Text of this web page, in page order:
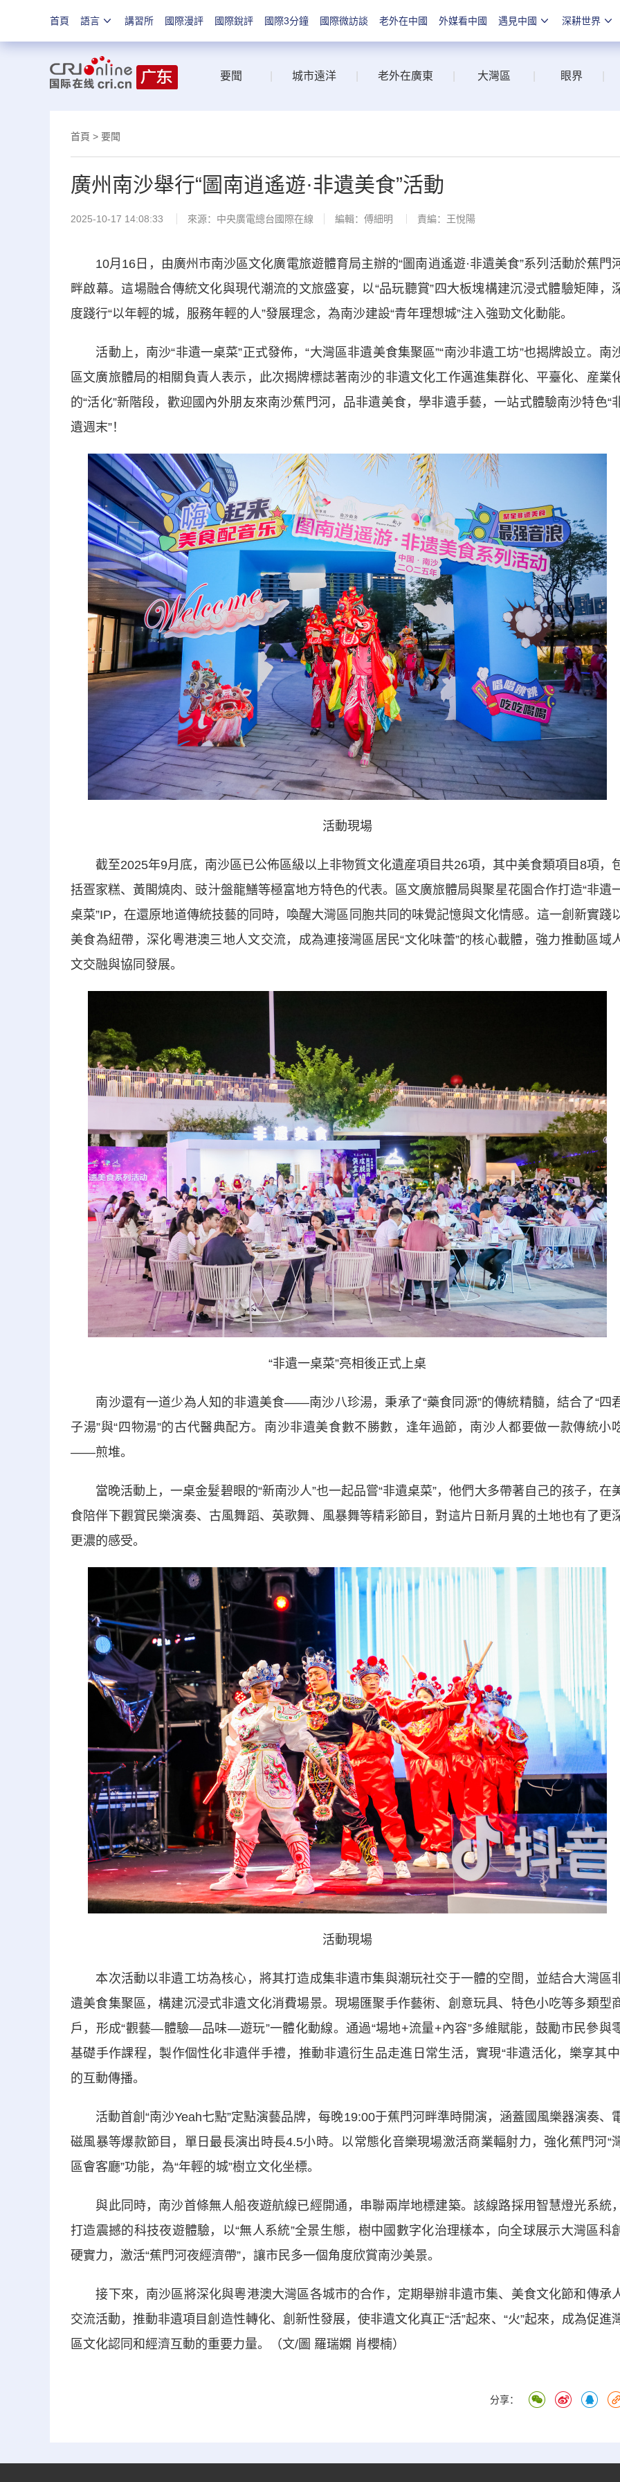
首頁 語言 講習所 國際漫評 國際銳評 國際3分鐘 國際微訪談 老外在中國 外媒看中國 遇見中國 深耕世界
要聞 城市遠洋 老外在廣東 大灣區 眼界
首頁 > 要聞
廣州南沙舉行“圖南逍遙遊·非遺美食”活動
2025-10-17 14:08:33 來源：中央廣電總台國際在線 編輯：傅細明 責編：王悅陽
10月16日，由廣州市南沙區文化廣電旅遊體育局主辦的“圖南逍遙遊·非遺美食”系列活動於蕉門河
畔啟幕。這場融合傳統文化與現代潮流的文旅盛宴，以“品玩聽賞”四大板塊構建沉浸式體驗矩陣，
度踐行“以年輕的城，服務年輕的人”發展理念，為南沙建設“青年理想城”注入強勁文化動能。
活動上，南沙“非遺一桌菜”正式發佈，“大灣區非遺美食集聚區”“南沙非遺工坊”也揭牌設立。南
區文廣旅體局的相關負責人表示，此次揭牌標誌著南沙的非遺文化工作邁進集群化、平臺化、産業
的“活化”新階段，歡迎國內外朋友來南沙蕉門河，品非遺美食，學非遺手藝，一站式體驗南沙特色“
遺週末”！
活動現場
截至2025年9月底，南沙區已公佈區級以上非物質文化遺産項目共26項，其中美食類項目8項，
括疍家糕、黃閣燒肉、豉汁盤龍鱔等極富地方特色的代表。區文廣旅體局與聚星花園合作打造“非遺
桌菜”IP，在還原地道傳統技藝的同時，喚醒大灣區同胞共同的味覺記憶與文化情感。這一創新實踐
美食為紐帶，深化粵港澳三地人文交流，成為連接灣區居民“文化味蕾”的核心載體，強力推動區域
文交融與協同發展。
“非遺一桌菜”亮相後正式上桌
南沙還有一道少為人知的非遺美食——南沙八珍湯，秉承了“藥食同源”的傳統精髓，結合了“四
子湯”與“四物湯”的古代醫典配方。南沙非遺美食數不勝數，逢年過節，南沙人都要做一款傳統小
——煎堆。
當晚活動上，一桌金髮碧眼的“新南沙人”也一起品嘗“非遺桌菜”，他們大多帶著自己的孩子，在
食陪伴下觀賞民樂演奏、古風舞蹈、英歌舞、風暴舞等精彩節目，對這片日新月異的土地也有了更
更濃的感受。
活動現場
本次活動以非遺工坊為核心，將其打造成集非遺市集與潮玩社交于一體的空間，並結合大灣區
遺美食集聚區，構建沉浸式非遺文化消費場景。現場匯聚手作藝術、創意玩具、特色小吃等多類型
戶，形成“觀藝—體驗—品味—遊玩”一體化動線。通過“場地+流量+內容”多維賦能，鼓勵市民參與
基礎手作課程，製作個性化非遺伴手禮，推動非遺衍生品走進日常生活，實現“非遺活化，樂享其中
的互動傳播。
活動首創“南沙Yeah七點”定點演藝品牌，每晚19:00于蕉門河畔準時開演，涵蓋國風樂器演奏、
磁風暴等爆款節目，單日最長演出時長4.5小時。以常態化音樂現場激活商業輻射力，強化蕉門河“
區會客廳”功能，為“年輕的城”樹立文化坐標。
與此同時，南沙首條無人船夜遊航線已經開通，串聯兩岸地標建築。該線路採用智慧燈光系統，
打造震撼的科技夜遊體驗，以“無人系統”全景生態，樹中國數字化治理樣本，向全球展示大灣區科創
硬實力，激活“蕉門河夜經濟帶”，讓市民多一個角度欣賞南沙美景。
接下來，南沙區將深化與粵港澳大灣區各城市的合作，定期舉辦非遺市集、美食文化節和傳承
交流活動，推動非遺項目創造性轉化、創新性發展，使非遺文化真正“活”起來、“火”起來，成為促進
區文化認同和經濟互動的重要力量。（文/圖 羅瑞嫻 肖櫻楠）
分享：